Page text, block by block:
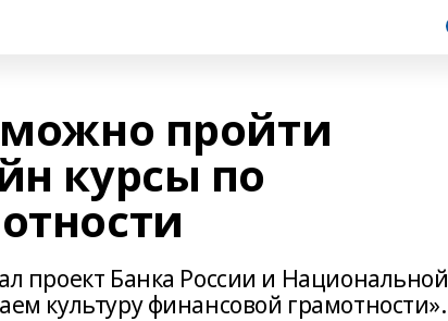
пройти
курсы по
проект Банка России и Национальной
культуру финансовой грамотности».